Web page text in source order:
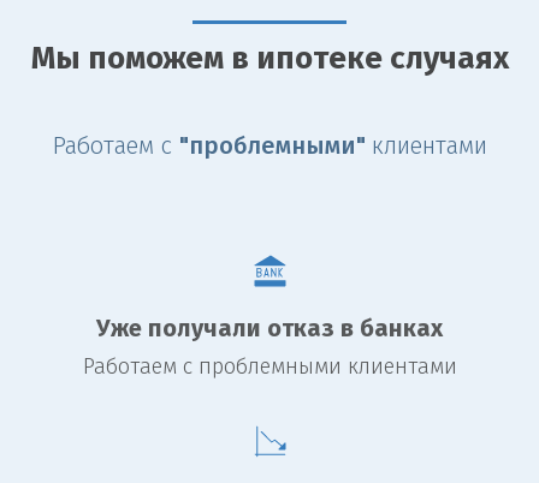
Мы поможем в ипотеке случаях
Работаем с "проблемными" клиентами
Уже получали отказ в банках
Работаем с проблемными клиентами